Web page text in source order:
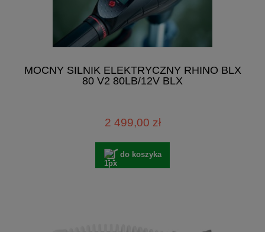
MOCNY SILNIK ELEKTRYCZNY RHINO BLX
80 V2 80LB/12V BLX
2 499,00 zł
do koszyka